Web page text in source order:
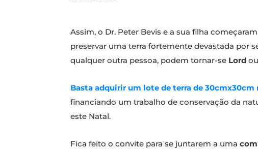
Assim, o Dr. Peter Bevis e a sua filha
preservar uma terra fortemente devastada por
qualquer outra pessoa, podem tornar-se Lord ou
Basta adquirir um lote de terra de
financiando um trabalho de conservação da
este Natal.
Fica feito o convite para se juntarem a uma